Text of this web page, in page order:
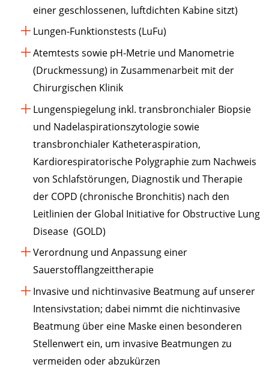
einer geschlossenen, luftdichten Kabine sitzt)
Lungen-Funktionstests (LuFu)
Atemtests sowie pH-Metrie und Manometrie
(Druckmessung) in Zusammenarbeit mit der
Chirurgischen Klinik
Lungenspiegelung inkl. transbronchialer Biopsie
und Nadelaspirationszytologie sowie
transbronchialer Katheteraspiration,
Kardiorespiratorische Polygraphie zum Nachweis
von Schlafstörungen, Diagnostik und Therapie
der COPD (chronische Bronchitis) nach den
Leitlinien der Global Initiative for Obstructive Lung
Disease (GOLD)
Verordnung und Anpassung einer
Sauerstofflangzeittherapie
Invasive und nichtinvasive Beatmung auf unserer
Intensivstation; dabei nimmt die nichtinvasive
Beatmung über eine Maske einen besonderen
Stellenwert ein, um invasive Beatmungen zu
vermeiden oder abzukürzen